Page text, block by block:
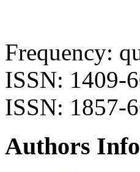
Frequency:
ISSN: 1409-
ISSN: 1857-
Authors Info